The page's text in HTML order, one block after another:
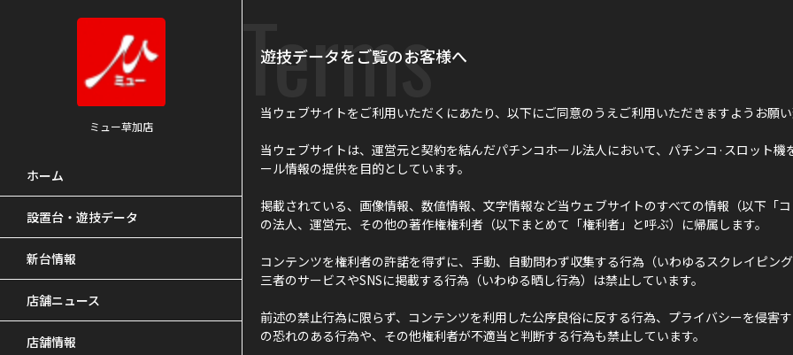
ミュー草加店
ホーム
設置台・遊技データ
新台情報
店舗ニュース
店舗情報
Terms
遊技データをご覧のお客様へ
当ウェブサイトをご利用いただくにあたり、以下にご同意のうえご利用いただきますようお願い
当ウェブサイトは、運営元と契約を結んだパチンコホール法人において、パチンコ·スロット
ール情報の提供を目的としています。
掲載されている、画像情報、数値情報、文字情報など当ウェブサイトのすべての情報（以下「
の法人、運営元、その他の著作権権利者（以下まとめて「権利者」と呼ぶ）に帰属します。
コンテンツを権利者の許諾を得ずに、手動、自動問わず収集する行為（いわゆるスクレイピン
三者のサービスやSNSに掲載する行為（いわゆる晒し行為）は禁止しています。
前述の禁止行為に限らず、コンテンツを利用した公序良俗に反する行為、プライバシーを侵害
の恐れのある行為や、その他権利者が不適当と判断する行為も禁止しています。